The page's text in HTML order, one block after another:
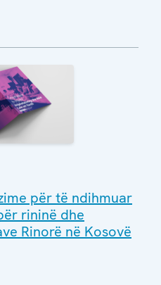
për të ndihmuar
rininë dhe
Rinorë në Kosovë